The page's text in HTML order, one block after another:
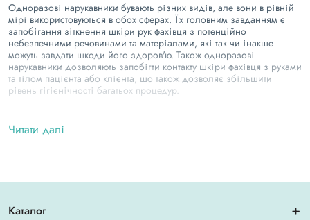
Одноразові нарукавники бувають різних видів, але вони в рівній
мірі використовуються в обох сферах. Їх головним завданням є
запобігання зіткнення шкіри рук фахівця з потенційно
небезпечними речовинами та матеріалами, які так чи інакше
можуть завдати шкоди його здоров'ю. Також одноразові
нарукавники дозволяють запобігти контакту шкіри фахівця з руками
та тілом пацієнта або клієнта, що також дозволяє збільшити
рівень гігієнічності багатьох процедур.
факт, що на ринку присутні відразу кілька їх видів.
Одноразові нарукавники часто використовуються як в медицині,
нарукавники знайшли застосування, адже це досить
багатофункціональний елемент спецодягу.
Читати далі
Каталог